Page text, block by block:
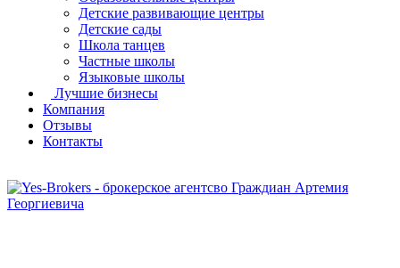
Детские развивающие центры
Детские сады
Школа танцев
Частные школы
Языковые школы
Лучшие бизнесы
Компания
Отзывы
Контакты